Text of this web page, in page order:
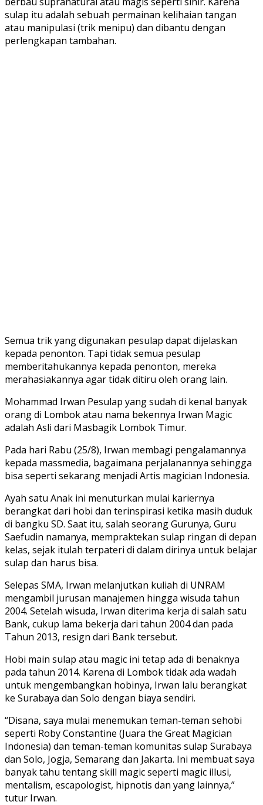
sulap itu adalah sebuah permainan kelihaian tangan
atau manipulasi (trik menipu) dan dibantu dengan
perlengkapan tambahan.
Semua trik yang digunakan pesulap dapat dijelaskan
kepada penonton. Tapi tidak semua pesulap
memberitahukannya kepada penonton, mereka
merahasiakannya agar tidak ditiru oleh orang lain.
Mohammad Irwan Pesulap yang sudah di kenal banyak
orang di Lombok atau nama bekennya Irwan Magic
adalah Asli dari Masbagik Lombok Timur.
Pada hari Rabu (25/8), Irwan membagi pengalamannya
kepada massmedia, bagaimana perjalanannya sehingga
bisa seperti sekarang menjadi Artis magician Indonesia.
Ayah satu Anak ini menuturkan mulai kariernya
berangkat dari hobi dan terinspirasi ketika masih duduk
di bangku SD. Saat itu, salah seorang Gurunya, Guru
Saefudin namanya, mempraktekan sulap ringan di depan
kelas, sejak itulah terpateri di dalam dirinya untuk belajar
sulap dan harus bisa.
Selepas SMA, Irwan melanjutkan kuliah di UNRAM
mengambil jurusan manajemen hingga wisuda tahun
2004. Setelah wisuda, Irwan diterima kerja di salah satu
Bank, cukup lama bekerja dari tahun 2004 dan pada
Tahun 2013, resign dari Bank tersebut.
Hobi main sulap atau magic ini tetap ada di benaknya
pada tahun 2014. Karena di Lombok tidak ada wadah
untuk mengembangkan hobinya, Irwan lalu berangkat
ke Surabaya dan Solo dengan biaya sendiri.
“Disana, saya mulai menemukan teman-teman sehobi
seperti Roby Constantine (Juara the Great Magician
Indonesia) dan teman-teman komunitas sulap Surabaya
dan Solo, Jogja, Semarang dan Jakarta. Ini membuat saya
banyak tahu tentang skill magic seperti magic illusi,
mentalism, escapologist, hipnotis dan yang lainnya,”
tutur Irwan.